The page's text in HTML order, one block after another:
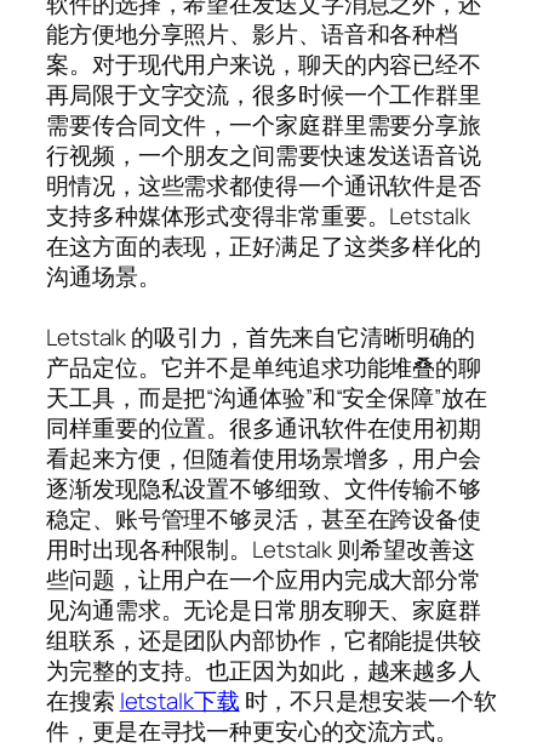
能方便地分享照片、影片、语音和各种档
案。对于现代用户来说，聊天的内容已经不
再局限于文字交流，很多时候一个工作群里
需要传合同文件，一个家庭群里需要分享旅
行视频，一个朋友之间需要快速发送语音说
明情况，这些需求都使得一个通讯软件是否
支持多种媒体形式变得非常重要。Letstalk
在这方面的表现，正好满足了这类多样化的
沟通场景。
Letstalk 的吸引力，首先来自它清晰明确的
产品定位。它并不是单纯追求功能堆叠的聊
天工具，而是把“沟通体验”和“安全保障”放在
同样重要的位置。很多通讯软件在使用初期
看起来方便，但随着使用场景增多，用户会
逐渐发现隐私设置不够细致、文件传输不够
稳定、账号管理不够灵活，甚至在跨设备使
用时出现各种限制。Letstalk 则希望改善这
些问题，让用户在一个应用内完成大部分常
见沟通需求。无论是日常朋友聊天、家庭群
组联系，还是团队内部协作，它都能提供较
为完整的支持。也正因为如此，越来越多人
在搜索 letstalk下载 时，不只是想安装一个软
件，更是在寻找一种更安心的交流方式。